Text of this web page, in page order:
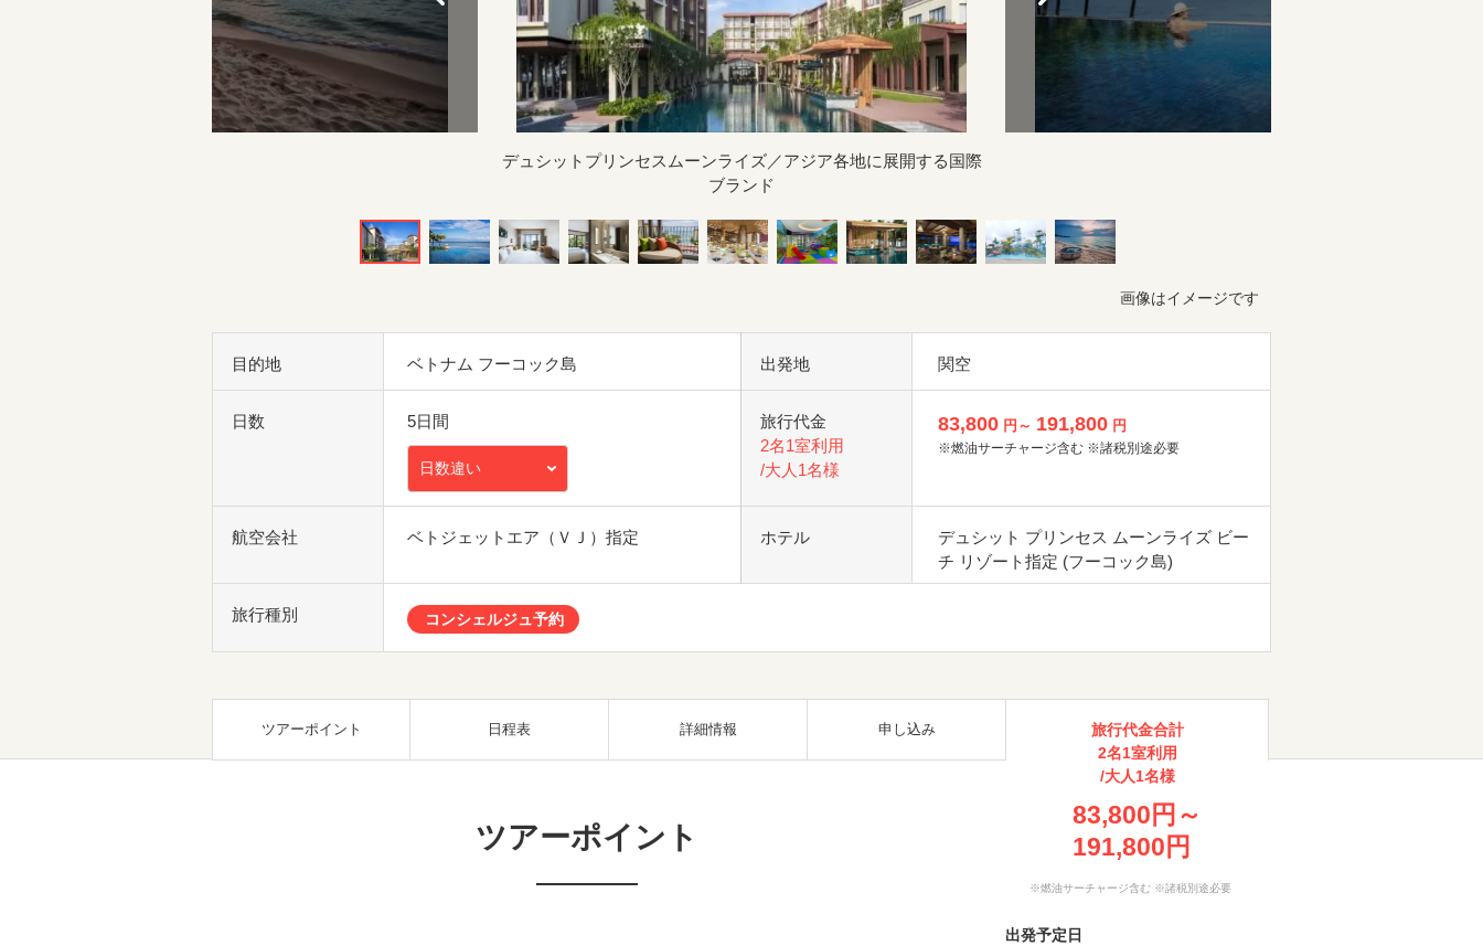
デュシットプリンセスムーンライズ／アジア各地に展開する国際
ブランド
画像はイメージです
目的地 ベトナム フーコック島 出発地 関空
日数 5日間
日数違い
旅行代金
2名1室利用
/大人1名様
83,800 円～ 191,800 円
※燃油サーチャージ含む ※諸税別途必要
航空会社 ベトジェットエア（ＶＪ）指定 ホテル
デュシット プリンセス ムーンライズ ビー
チ リゾート指定 (フーコック島)
旅行種別 コンシェルジュ予約
ツアーポイント 日程表 詳細情報 申し込み
ツアーポイント
旅行代金合計
2名1室利用
/大人1名様
83,800円～
191,800円
※燃油サーチャージ含む ※諸税別途必要
出発予定日